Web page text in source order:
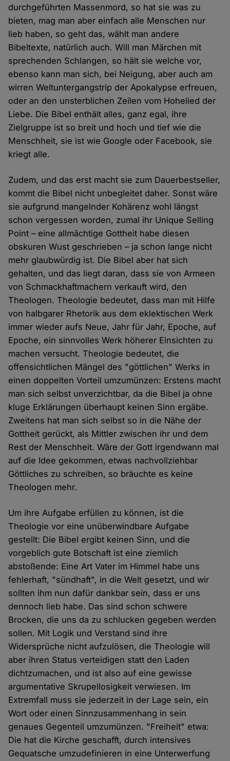
durchgeführten Massenmord, so hat sie was zu
bieten, mag man aber einfach alle Menschen nur
lieb haben, so geht das, wählt man andere
Bibeltexte, natürlich auch. Will man Märchen mit
sprechenden Schlangen, so hält sie welche vor,
ebenso kann man sich, bei Neigung, aber auch am
wirren Weltuntergangstrip der Apokalypse erfreuen,
oder an den unsterblichen Zeilen vom Hohelied der
Liebe. Die Bibel enthält alles, ganz egal, ihre
Zielgruppe ist so breit und hoch und tief wie die
Menschheit, sie ist wie Google oder Facebook, sie
kriegt alle.
Zudem, und das erst macht sie zum Dauerbestseller,
kommt die Bibel nicht unbegleitet daher. Sonst wäre
sie aufgrund mangelnder Kohärenz wohl längst
schon vergessen worden, zumal ihr Unique Selling
Point – eine allmächtige Gottheit habe diesen
obskuren Wust geschrieben – ja schon lange nicht
mehr glaubwürdig ist. Die Bibel aber hat sich
gehalten, und das liegt daran, dass sie von Armeen
von Schmackhaftmachern verkauft wird, den
Theologen. Theologie bedeutet, dass man mit Hilfe
von halbgarer Rhetorik aus dem eklektischen Werk
immer wieder aufs Neue, Jahr für Jahr, Epoche, auf
Epoche, ein sinnvolles Werk höherer Einsichten zu
machen versucht. Theologie bedeutet, die
offensichtlichen Mängel des "göttlichen" Werks in
einen doppelten Vorteil umzumünzen: Erstens macht
man sich selbst unverzichtbar, da die Bibel ja ohne
kluge Erklärungen überhaupt keinen Sinn ergäbe.
Zweitens hat man sich selbst so in die Nähe der
Gottheit gerückt, als Mittler zwischen ihr und dem
Rest der Menschheit. Wäre der Gott irgendwann mal
auf die Idee gekommen, etwas nachvollziehbar
Göttliches zu schreiben, so bräuchte es keine
Theologen mehr.
Um ihre Aufgabe erfüllen zu können, ist die
Theologie vor eine unüberwindbare Aufgabe
gestellt: Die Bibel ergibt keinen Sinn, und die
vorgeblich gute Botschaft ist eine ziemlich
abstoßende: Eine Art Vater im Himmel habe uns
fehlerhaft, "sündhaft", in die Welt gesetzt, und wir
sollten ihm nun dafür dankbar sein, dass er uns
dennoch lieb habe. Das sind schon schwere
Brocken, die uns da zu schlucken gegeben werden
sollen. Mit Logik und Verstand sind ihre
Widersprüche nicht aufzulösen, die Theologie will
aber ihren Status verteidigen statt den Laden
dichtzumachen, und ist also auf eine gewisse
argumentative Skrupellosigkeit verwiesen. Im
Extremfall muss sie jederzeit in der Lage sein, ein
Wort oder einen Sinnzusammenhang in sein
genaues Gegenteil umzumünzen. "Freiheit" etwa:
Die hat die Kirche geschafft, durch intensives
Gequatsche umzudefinieren in eine Unterwerfung